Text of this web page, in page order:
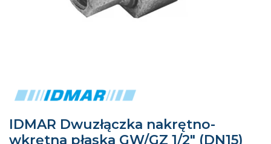
IDMAR Dwuzłączka nakrętno-
wkrętna płaska GW/GZ 1/2" (DN15)